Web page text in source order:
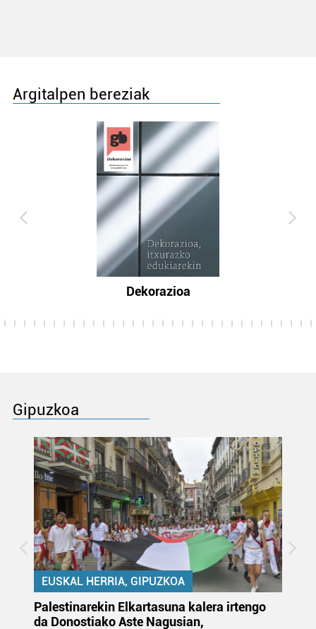
Argitalpen bereziak
Dekorazioa
Gipuzkoa
EUSKAL HERRIA, GIPUZKOA
Palestinarekin Elkartasuna kalera irtengo
da Donostiako Aste Nagusian,